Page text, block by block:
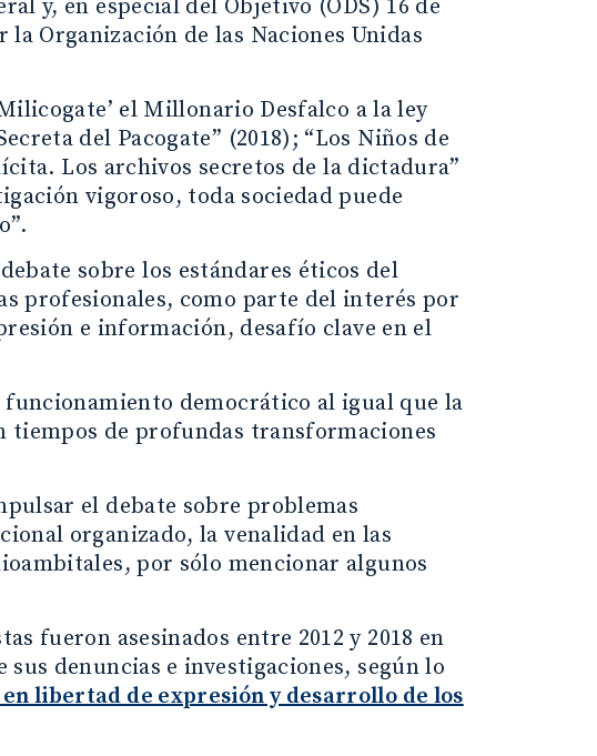
y, en especial del Objetivo (ODS) 16 de
Organización de las Naciones Unidas
el Millonario Desfalco a la ley
del Pacogate” (2018); “Los Niños de
Los archivos secretos de la dictadura”
vigoroso, toda sociedad puede
sobre los estándares éticos del
profesionales, como parte del interés por
e información, desafío clave en el
democrático al igual que la
de profundas transformaciones
el debate sobre problemas
organizado, la venalidad en las
por sólo mencionar algunos
fueron asesinados entre 2012 y 2018 en
denuncias e investigaciones, según lo
libertad de expresión y desarrollo de los